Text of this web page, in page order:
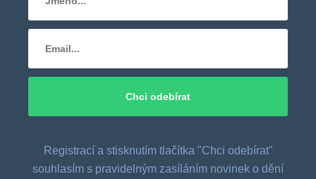
Registrací a stisknutím tlačítka "Chci odebírat"
souhlasím s pravidelným zasíláním novinek o dění